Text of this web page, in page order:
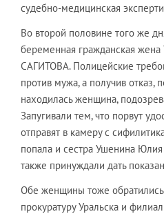
судебно-медицинская
Во второй половине того же
беременная гражданская
САГИТОВА. Полицейские
против мужа, а получив отказ,
находилась женщина,
Запугивали тем, что порвут
отправят в камеру с
попала и сестра Ушенина
также принуждали дать
Обе женщины тоже
прокуратуру Уральска и